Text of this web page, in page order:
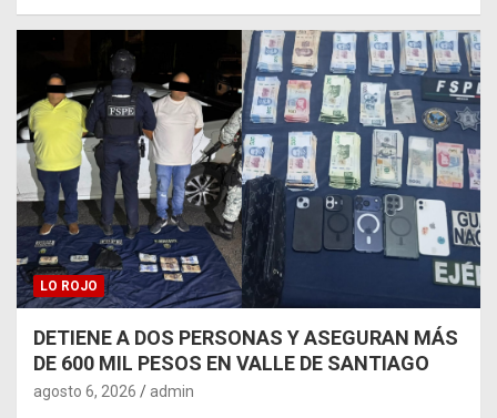
LO ROJO
DETIENE A DOS PERSONAS Y ASEGURAN MÁS
DE 600 MIL PESOS EN VALLE DE SANTIAGO
agosto 6, 2026 admin